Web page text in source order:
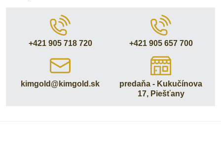
+421 905 718 720 +421 905 657 700
kimgold​@kimgold​.sk
predaňa - Kukučínova
17, Piešťany